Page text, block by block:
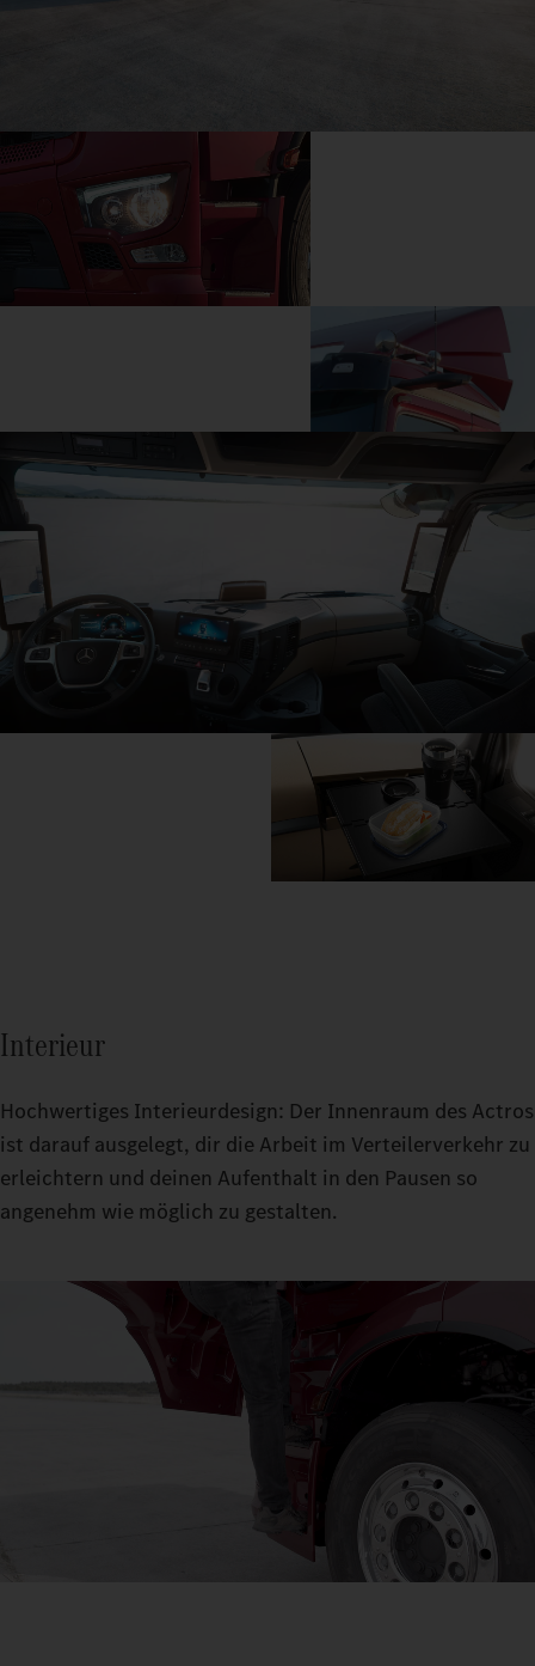
Interieur
Hochwertiges Interieurdesign: Der Innenraum des Actros
ist darauf ausgelegt, dir die Arbeit im Verteilerverkehr zu
erleichtern und deinen Aufenthalt in den Pausen so
angenehm wie möglich zu gestalten.